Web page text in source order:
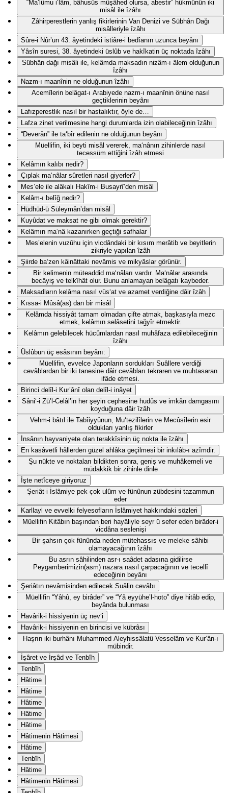
“Ma‘lûmu i‘lâm, bâhusûs müşâhed olursa, abestir” hükmünün iki
misâl ile îzâhı
Zâhirperestlerin yanlış fikirlerinin Van Denizi ve Sübhân Dağı
misâlleriyle îzâhı
Sûre-i Nûr’un 43. âyetindeki istiâre-i bedîanın uzunca beyânı
Yâsîn suresi, 38. âyetindeki üslûb ve hakîkatin üç noktada îzâhı
Sübhân dağı misâli ile, kelâmda maksadın nizâm-ı âlem olduğunun
îzâhı
Nazm-ı maanînin ne olduğunun îzâhı
Acemîlerin belâgat-ı Arabiyede nazm-ı maanînin önüne nasıl
geçtiklerinin beyânı
Lafızperestlik nasıl bir hastalıktır, öyle de…
Lafza zinet verilmesine hangi durumlarda izin olabileceğinin îzâhı
“Deverân” ile ta‘bîr edilenin ne olduğunun beyânı
Müellifin, iki beyti misâl vererek, ma‘nânın zihinlerde nasıl
tecessüm ettiğini îzâh etmesi
Kelâmın kalıbı nedir?
Çıplak ma‘nâlar sûretleri nasıl giyerler?
Mes’ele ile alâkalı Hakîm-i Busayrî’den misâl
Kelâm-ı belîğ nedir?
Hüdhüd-ü Süleymân’dan misâl
Kuyûdat ve maksat ne gibi olmak gerektir?
Kelâmın ma‘nâ kazanırken geçtiği safhalar
Mes’elenin vuzûhu için vicdândaki bir kısım merâtib ve beyitlerin
zikriyle yapılan îzâh
Şiirde ba‘zen kâinâttaki nevâmis ve mikyâslar görünür.
Bir kelimenin müteaddid ma‘nâları vardır. Ma‘nâlar arasında
becâyiş ve telkîhât olur. Bunu anlamayan belâgatı kaybeder.
Maksadların kelâma nasıl vüs‘at ve azamet verdiğine dâir îzâh
Kıssa-i Mûsâ(as) dan bir misâl
Kelâmda hissiyât tamam olmadan çifte atmak, başkasıyla mezc
etmek, kelâmın selâsetini tağyîr etmektir.
Kelâmın gelebilecek hücûmlardan nasıl muhâfaza edilebileceğinin
îzâhı
Üslûbun üç esâsının beyânı:
Müellifin, evvelce Japonların sordukları Suâllere verdiği
cevâblardan bir iki tanesine dâir cevâbları tekraren ve muhtasaran
ifâde etmesi.
Birinci delîl-i Kur’ânî olan delîl-i inâyet
Sâni‘-i Zü’l-Celâl’in her şeyin cephesine hudûs ve imkân damgasını
koyduğuna dâir îzâh
Vehm-i bâtıl ile Tabîiyyûnun, Mu‘tezilîlerin ve Mecûsîlerin esir
oldukları yanlış fikirler
İnsânın hayvaniyete olan terakkîsinin üç nokta ile îzâhı
En kasâvetli hâllerden güzel ahlâka geçilmesi bir inkılâb-ı azîmdir.
Şu nükte ve noktaları bildikten sonra, geniş ve muhâkemeli ve
müdakkik bir zihinle dinle
İşte netîceye giriyoruz
Şeriât-i İslâmiye pek çok ulûm ve fünûnun zübdesini tazammun
eder
Karllayl ve evvelki felyesofların İslâmiyet hakkındaki sözleri
Müellifin Kitâbın başından beri hayâliyle seyr ü sefer eden birâder-i
vicdâna seslenişi
Bir şahsın çok fünûnda neden mütehassıs ve meleke sâhibi
olamayacağının îzâhı
Bu asrın sâhilinden asr-ı saâdet adasına gidilirse
Peygamberimizin(asm) nazara nasıl çarpacağının ve tecellî
edeceğinin beyânı
Şeriâtın nevâmisinden edilecek Suâlin cevâbı
Müellifin “Yâhû, ey birâder” ve “Yâ eyyühe’l-hoto” diye hitâb edip,
beyânda bulunması
Havârik-i hissiyenin üç nev‘i
Havârik-i hissiyenin en birincisi ve kübrâsı
Haşrın iki burhânı Muhammed Aleyhissâlatü Vesselâm ve Kur’ân-ı
mübindir.
İşâret ve İrşâd ve Tenbîh
Tenbîh
Hâtime
Hâtime
Hâtime
Hâtime
Hâtime
Hâtimenin Hâtimesi
Hâtime
Tenbîh
Hâtime
Hâtimenin Hâtimesi